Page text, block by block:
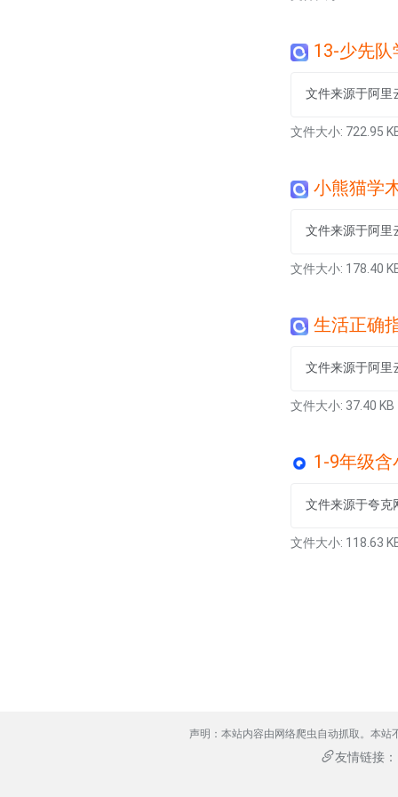
13-少先
文件来源于阿里
文件大小: 722.95
小熊猫学
文件来源于阿里
文件大小: 178.40
生活正确指南，
文件来源于阿里
文件大小: 37.40 KB
1-9年级含
文件来源于夸克
文件大小: 118.63
声明：本站内容由网络爬虫自动抓取。本
友情链接：